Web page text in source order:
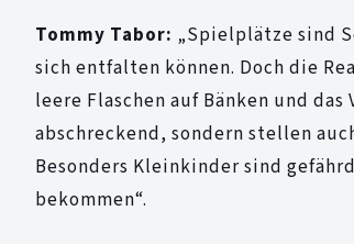
Tommy Tabor: „Spielplätze sind
sich entfalten können. Doch die
leere Flaschen auf Bänken und
abschreckend, sondern stellen
Besonders Kleinkinder sind
bekommen“.